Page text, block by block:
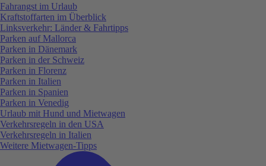
Fahrangst im Urlaub
Kraftstoffarten im Überblick
Linksverkehr: Länder & Fahrtipps
Parken auf Mallorca
Parken in Dänemark
Parken in der Schweiz
Parken in Florenz
Parken in Italien
Parken in Spanien
Parken in Venedig
Urlaub mit Hund und Mietwagen
Verkehrsregeln in den USA
Verkehrsregeln in Italien
Weitere Mietwagen-Tipps